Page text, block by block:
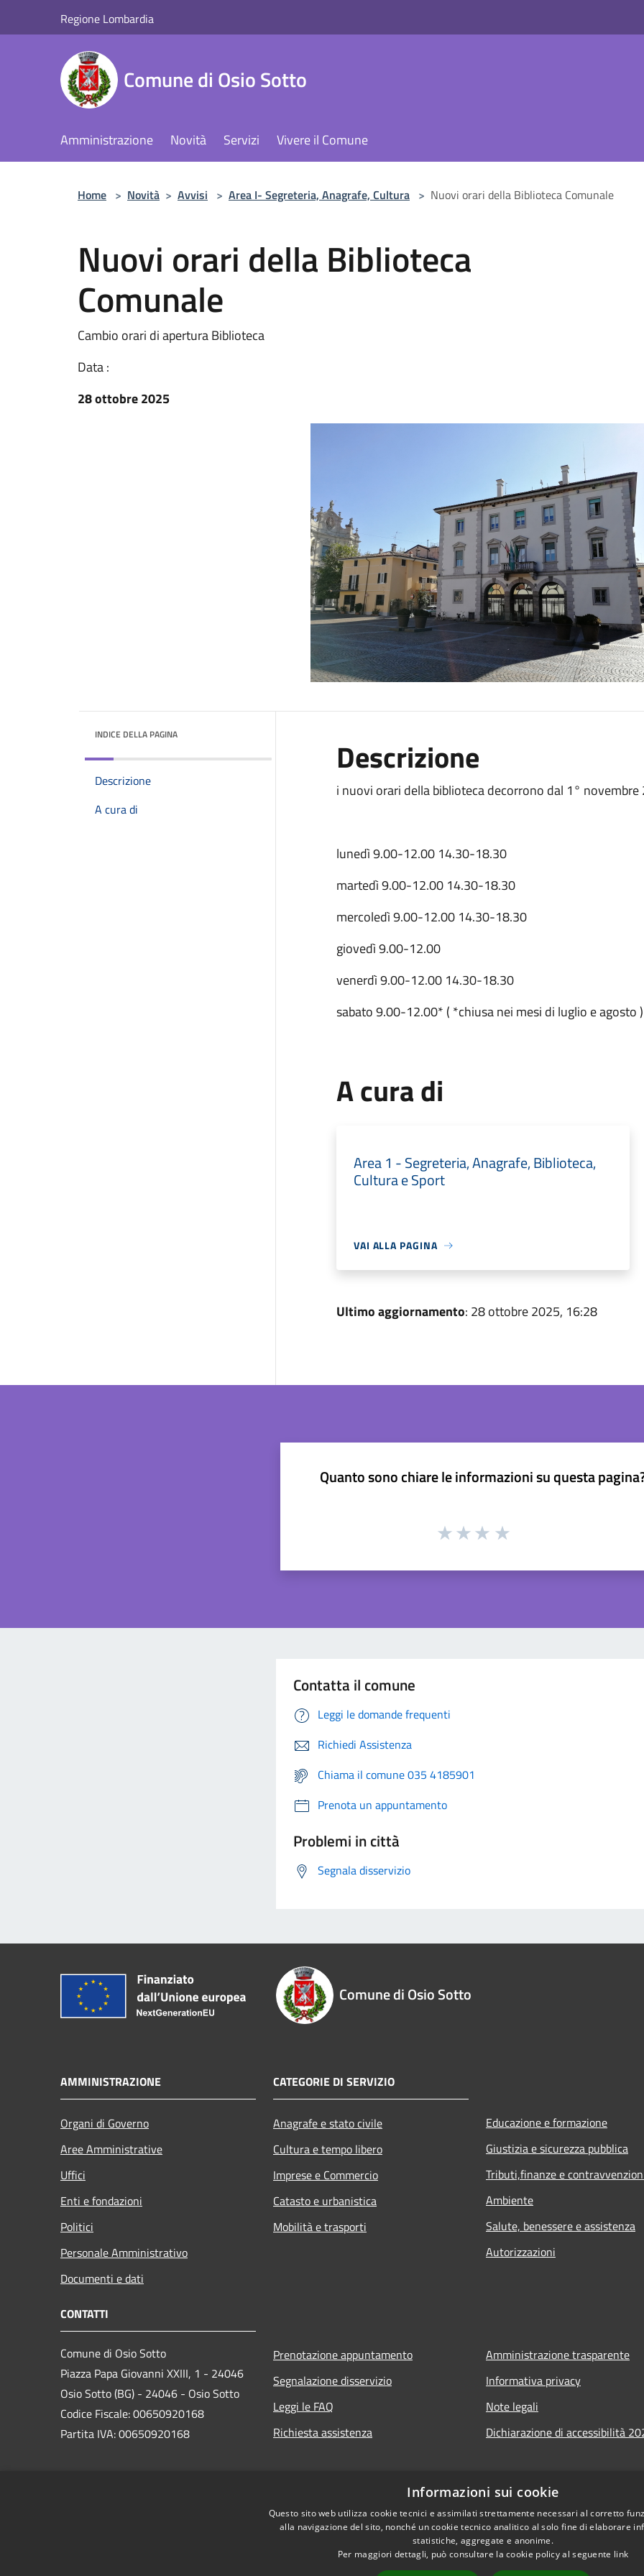
Regione Lombardia
Comune di Osio Sotto
Amministrazione Novità Servizi Vivere il Comune
Home > Novità > Avvisi > Area I- Segreteria, Anagrafe, Cultura > Nuovi orari della Biblioteca Comunale
Nuovi orari della Biblioteca
Comunale
Cambio orari di apertura Biblioteca
Data :
28 ottobre 2025
INDICE DELLA PAGINA
Descrizione
A cura di
Descrizione
i nuovi orari della biblioteca decorrono dal 1° novembre
lunedì 9.00-12.00 14.30-18.30
martedì 9.00-12.00 14.30-18.30
mercoledì 9.00-12.00 14.30-18.30
giovedì 9.00-12.00
venerdì 9.00-12.00 14.30-18.30
sabato 9.00-12.00* ( *chiusa nei mesi di luglio e agosto )
A cura di
Area 1 - Segreteria, Anagrafe, Biblioteca,
Cultura e Sport
VAI ALLA PAGINA
Ultimo aggiornamento: 28 ottobre 2025, 16:28
Quanto sono chiare le informazioni su questa
Contatta il comune
Leggi le domande frequenti
Richiedi Assistenza
Chiama il comune 035 4185901
Prenota un appuntamento
Problemi in città
Segnala disservizio
Comune di Osio Sotto
AMMINISTRAZIONE
Organi di Governo
Aree Amministrative
Uffici
Enti e fondazioni
Politici
Personale Amministrativo
Documenti e dati
CATEGORIE DI SERVIZIO
Anagrafe e stato civile
Cultura e tempo libero
Imprese e Commercio
Catasto e urbanistica
Mobilità e trasporti
Educazione e formazione
Giustizia e sicurezza pubblica
Tributi,finanze e
Ambiente
Salute, benessere e assistenza
Autorizzazioni
CONTATTI
Comune di Osio Sotto
Piazza Papa Giovanni XXIII, 1 - 24046
Osio Sotto (BG) - 24046 - Osio Sotto
Codice Fiscale: 00650920168
Partita IVA: 00650920168
Prenotazione appuntamento
Segnalazione disservizio
Leggi le FAQ
Richiesta assistenza
Amministrazione trasparente
Informativa privacy
Note legali
Dichiarazione di accessibilità
Informazioni sui cookie
Questo sito web utilizza cookie tecnici e assimilati strettamente necessari al corretto
alla navigazione del sito, nonché un cookie tecnico analitico al solo fine di elaborare
statistiche, aggregate e anonime.
Per maggiori dettagli, può consultare la cookie policy al seguente link